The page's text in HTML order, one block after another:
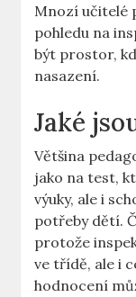
Mnozí učitelé
pohledu na
být​ prostor,
nasazení.
Jaké
Většina
jako na‍ test,
výuky, ale ⁤i
‍potřeby dětí.
protože
ve třídě, ale i
‍hodnocení⁣